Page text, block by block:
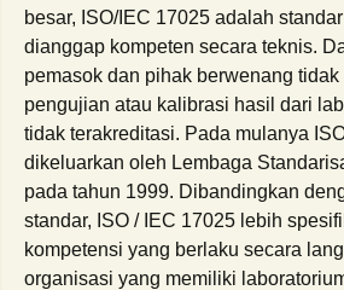
besar, ISO/IEC 17025 adalah
dianggap kompeten secara teknis.
pemasok dan pihak berwenang
pengujian atau kalibrasi hasil dari
tidak terakreditasi. Pada mulanya
dikeluarkan oleh Lembaga
pada tahun 1999. Dibandingkan
standar, ISO / IEC 17025 lebih
kompetensi yang berlaku secara
organisasi yang memiliki